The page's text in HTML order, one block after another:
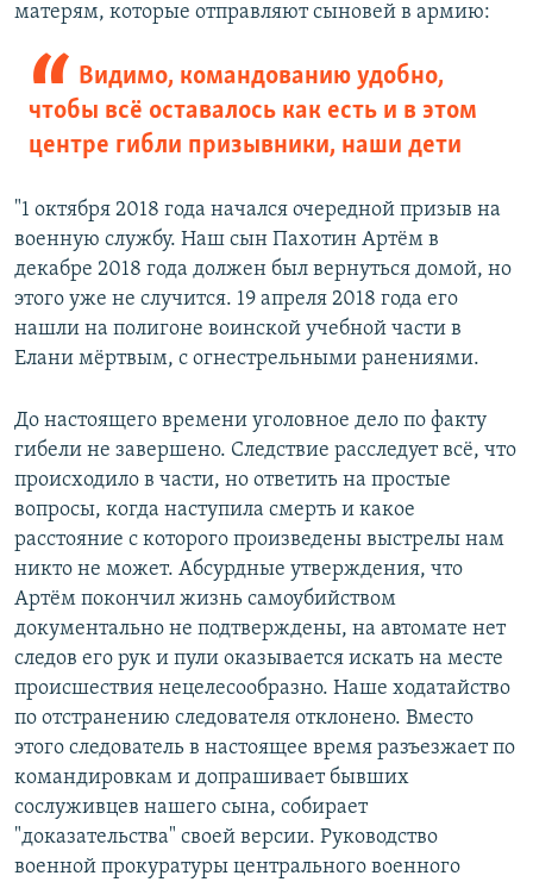
матерям, которые отправляют сыновей в армию:
Видимо, командованию удобно,
чтобы всё оставалось как есть и в этом
центре гибли призывники, наши дети
"1 октября 2018 года начался очередной призыв на
военную службу. Наш сын Пахотин Артём в
декабре 2018 года должен был вернуться домой, но
этого уже не случится. 19 апреля 2018 года его
нашли на полигоне воинской учебной части в
Елани мёртвым, с огнестрельными ранениями.
До настоящего времени уголовное дело по факту
гибели не завершено. Следствие расследует всё, что
происходило в части, но ответить на простые
вопросы, когда наступила смерть и какое
расстояние с которого произведены выстрелы нам
никто не может. Абсурдные утверждения, что
Артём покончил жизнь самоубийством
документально не подтверждены, на автомате нет
следов его рук и пули оказывается искать на месте
происшествия​ нецелесообразно. Наше ходатайство
по отстранению следователя отклонено. Вместо
этого следователь в настоящее время разъезжает по
командировкам и допрашивает бывших
сослуживцев нашего сына, собирает
"доказательства" своей версии. Руководство
военной прокуратуры центрального военного